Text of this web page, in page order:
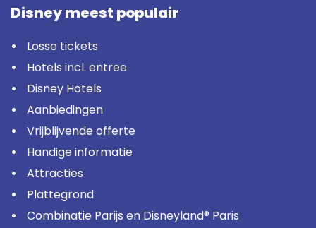
Disney meest populair
Losse tickets
Hotels incl. entree
Disney Hotels
Aanbiedingen
Vrijblijvende offerte
Handige informatie
Attracties
Plattegrond
Combinatie Parijs en Disneyland® Paris